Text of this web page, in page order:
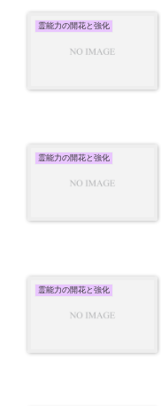
霊能力の開花と強化
霊能力の開花と強化
霊能力の開花と強化